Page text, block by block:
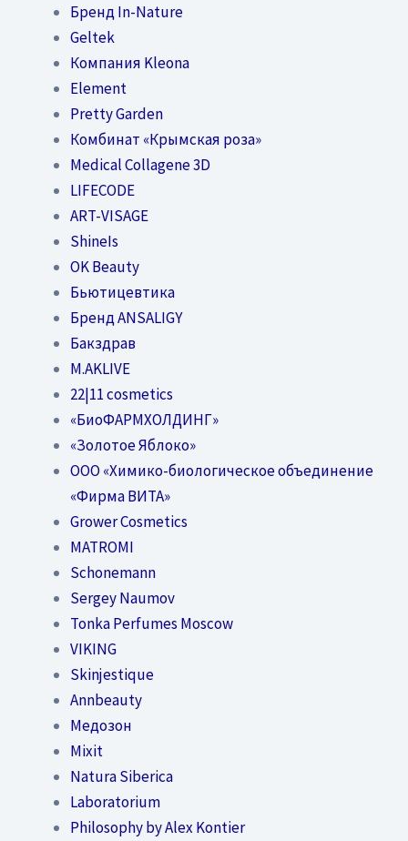
Бренд In-Nature
Geltek
Компания Kleona
Element
Pretty Garden
Комбинат «Крымская роза»
Medical Collagene 3D
LIFECODE
ART-VISAGE
ShineIs
OK Beauty
Бьютицевтика
Бренд ANSALIGY
Бакздрав
M.AKLIVE
22|11 cosmetics
«БиоФАРМХОЛДИНГ»
«Золотое Яблоко»
OOO «Химико-биологическое объединение
«Фирма ВИТА»
Grower Cosmetics
MATROMI
Schonemann
Sergey Naumov
Tonka Perfumes Moscow
VIKING
Skinjestique
Annbeauty
Медозон
Mixit
Natura Siberica
Laboratorium
Philosophy by Alex Kontier